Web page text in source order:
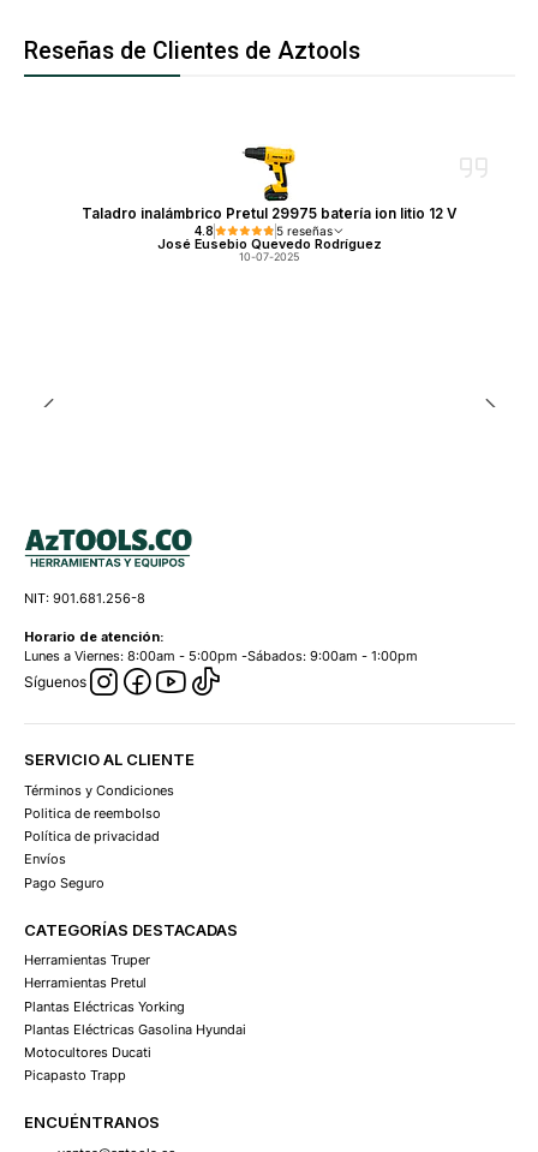
Reseñas de Clientes de Aztools
Taladro inalámbrico Pretul 29975 batería ion litio 12 V
4.8 5 reseñas
José Eusebio Quevedo Rodríguez
10-07-2025
NIT: 901.681.256-8
Horario de atención:
Lunes a Viernes: 8:00am - 5:00pm -Sábados: 9:00am - 1:00pm
Síguenos
SERVICIO AL CLIENTE
Términos y Condiciones
Politica de reembolso
Política de privacidad
Envíos
Pago Seguro
CATEGORÍAS DESTACADAS
Herramientas Truper
Herramientas Pretul
Plantas Eléctricas Yorking
Plantas Eléctricas Gasolina Hyundai
Motocultores Ducati
Picapasto Trapp
ENCUÉNTRANOS